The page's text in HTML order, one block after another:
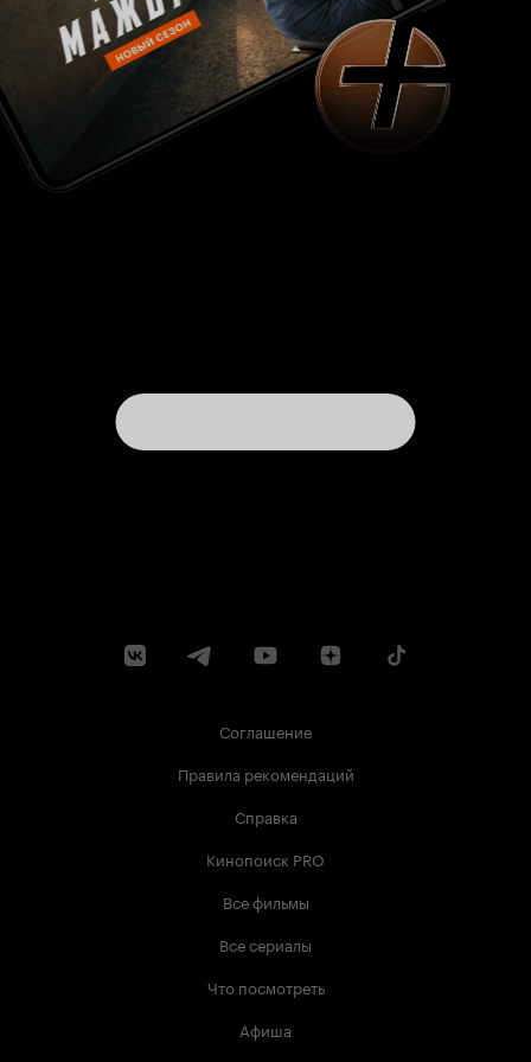
Соглашение
Правила рекомендаций
Справка
Кинопоиск PRO
Все фильмы
Все сериалы
Что посмотреть
Афиша